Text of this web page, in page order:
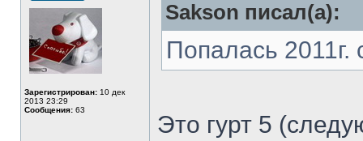
Зарегистрирован: 10 дек
2013 23:29
Сообщения: 63
Sakson писал(а):
Попалась 2011г.
Это гурт 5